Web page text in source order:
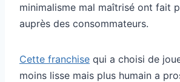
minimalisme mal maîtrisé ont fait
auprès des consommateurs.
Cette franchise qui a choisi de
moins lisse mais plus humain a